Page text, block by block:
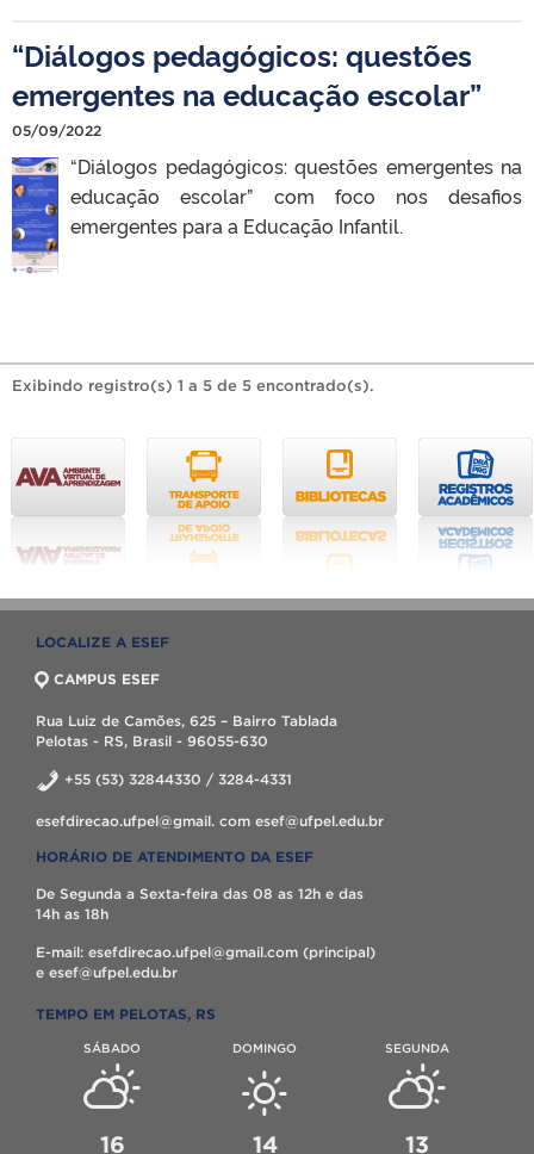
“Diálogos pedagógicos: questões
emergentes na educação escolar”
05/09/2022
“Diálogos pedagógicos: questões emergentes na
educação escolar” com foco nos desafios
emergentes para a Educação Infantil.
Exibindo registro(s) 1 a 5 de 5 encontrado(s).
LOCALIZE A ESEF
CAMPUS ESEF
Rua Luiz de Camões, 625 – Bairro Tablada
Pelotas - RS, Brasil - 96055-630
+55 (53) 32844330 / 3284-4331
esefdirecao.ufpel@gmail. com esef@ufpel.edu.br
HORÁRIO DE ATENDIMENTO DA ESEF
De Segunda a Sexta-feira das 08 as 12h e das
14h as 18h
E-mail: esefdirecao.ufpel@gmail.com (principal)
e esef@ufpel.edu.br
TEMPO EM PELOTAS, RS
SÁBADO
16
DOMINGO
14
SEGUNDA
13